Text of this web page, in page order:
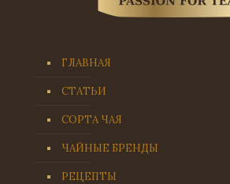
ГЛАВНАЯ
СТАТЬИ
СОРТА ЧАЯ
ЧАЙНЫЕ БРЕНДЫ
РЕЦЕПТЫ